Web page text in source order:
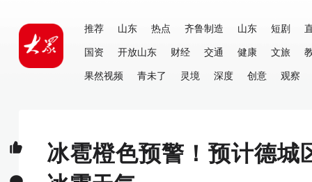
推荐 山东 热点 齐鲁制造 山东 短剧
国资
开放山东 财经 交通 健康 文旅
果然视频
青未了 灵境 深度 创意 观察
冰雹橙色预警！预计德城